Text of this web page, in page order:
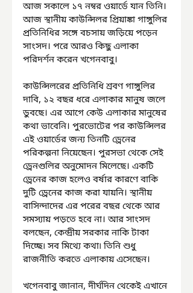
আজ সকালে ১৭ নম্বর ওয়ার্ডে যান তিনি।
আজ স্থানীয় কাউন্সিলর প্রিয়াঙ্কা গাঙ্গুলির
প্রতিনিধির সঙ্গে বচসায় জড়িয়ে পড়েন
সাংসদ। পরে আরও কিছু এলাকা
পরিদর্শন করেন খগেনবাবু।
কাউন্সিলরের প্রতিনিধি শ্রবণ গাঙ্গুলির
দাবি, ১২ বছর ধরে এলাকার মানুষ জলে
ডুবছে। এর আগে কেউ এলাকার মানুষের
কথা ভাবেনি। পুরভোটের পর কাউন্সিলর
এই ওয়ার্ডের জন্য তিনটি ড্রেনের
পরিকল্পনা নিয়েছেন। পুরসভা থেকে সেই
ড্রেনগুলির অনুমোদন মিলেছে। একটি
ড্রেনের কাজ হলেও বর্ষার কারণে বাকি
দুটি ড্রেনের কাজ করা যায়নি। স্থানীয়
বাসিন্দাদের এর পরের বছর থেকে আর
সমস্যায় পড়তে হবে না। আর সাংসদ
বলছেন, কেন্দ্রীয় সরকার নাকি টাকা
দিচ্ছে৷ সব মিথ্যে কথা৷ তিনি শুধু
রাজনীতি করতে এলাকায় এসেছেন।
খগেনবাবু জানান, দীর্ঘদিন থেকেই এখানে